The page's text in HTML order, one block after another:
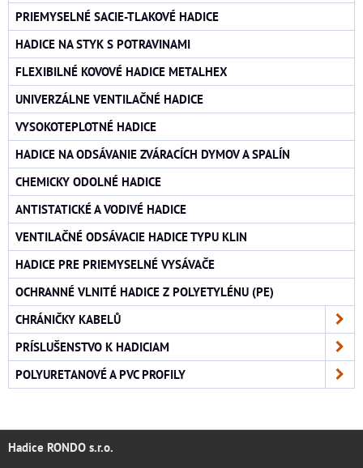
PRIEMYSELNÉ SACIE-TLAKOVÉ HADICE
HADICE NA STYK S POTRAVINAMI
FLEXIBILNÉ KOVOVÉ HADICE METALHEX
UNIVERZÁLNE VENTILAČNÉ HADICE
VYSOKOTEPLOTNÉ HADICE
HADICE NA ODSÁVANIE ZVÁRACÍCH DYMOV A SPALÍN
CHEMICKY ODOLNÉ HADICE
ANTISTATICKÉ A VODIVÉ HADICE
VENTILAČNÉ ODSÁVACIE HADICE TYPU KLIN
HADICE PRE PRIEMYSELNÉ VYSÁVAČE
OCHRANNÉ VLNITÉ HADICE Z POLYETYLÉNU (PE)
CHRÁNIČKY KABELŮ
PRÍSLUŠENSTVO K HADICIAM
POLYURETANOVÉ A PVC PROFILY
Hadice RONDO s.r.o.